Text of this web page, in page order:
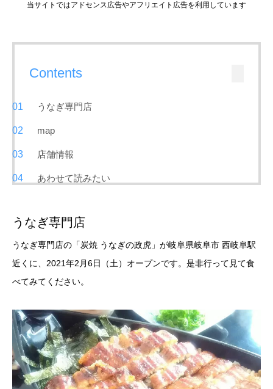
当サイトではアドセンス広告やアフリエイト広告を利用しています
Contents
うなぎ専門店
map
店舗情報
あわせて読みたい
うなぎ専門店
うなぎ専門店の「炭焼 うなぎの政虎」が岐阜県岐阜市 西岐阜駅
近くに、2021年2月6日（土）オープンです。是非行って見て食
べてみてください。